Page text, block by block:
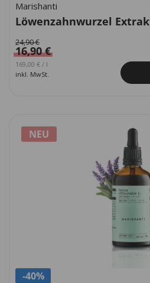
Marishanti
Löwenzahnwurzel
24,90€
16,90€
Ursprünglicher Preis war: 249,00 €
169,00 €Aktueller Preis ist: 169,00 €.
/ l
inkl. MwSt.
-40%
NEU